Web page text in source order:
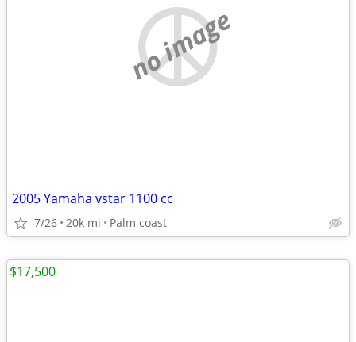
no image
2005 Yamaha vstar 1100 cc
7/26 20k mi Palm coast
$17,500